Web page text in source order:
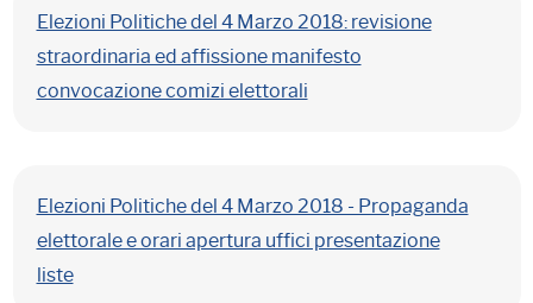
Elezioni Politiche del 4 Marzo 2018: revisione
straordinaria ed affissione manifesto
convocazione comizi elettorali
Elezioni Politiche del 4 Marzo 2018 - Propaganda
elettorale e orari apertura uffici presentazione
liste